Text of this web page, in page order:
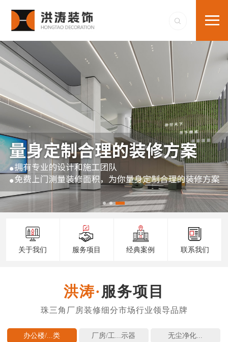
关于我们 服务项目 经典案例 联系我们
服务项目
办公楼/... 厂房/工... 无尘净化...